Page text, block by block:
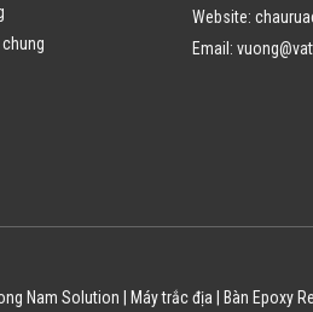
Website:
Email:
Nam Solution Máy trắc địa Bàn Epoxy